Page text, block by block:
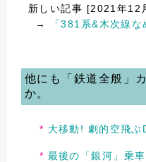
新しい記事 [2021年12
→
「381系&木次線
他にも「鉄道全般」
か。
大移動! 劇的空飛
最後の「銀河」乗